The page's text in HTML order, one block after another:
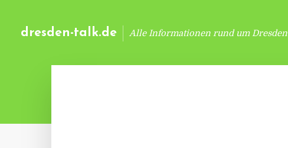
dresden-talk.de Alle Informationen rund um Dresden